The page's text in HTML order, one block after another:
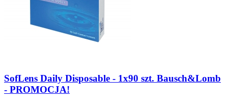
SofLens Daily Disposable - 1x90 szt. Bausch&Lomb
- PROMOCJA!